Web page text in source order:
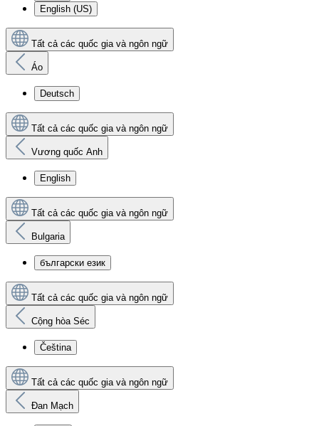
English (US)
Tất cả các quốc gia và ngôn ngữ
Áo
Deutsch
Tất cả các quốc gia và ngôn ngữ
Vương quốc Anh
English
Tất cả các quốc gia và ngôn ngữ
Bulgaria
български език
Tất cả các quốc gia và ngôn ngữ
Cộng hòa Séc
Čeština
Tất cả các quốc gia và ngôn ngữ
Đan Mạch